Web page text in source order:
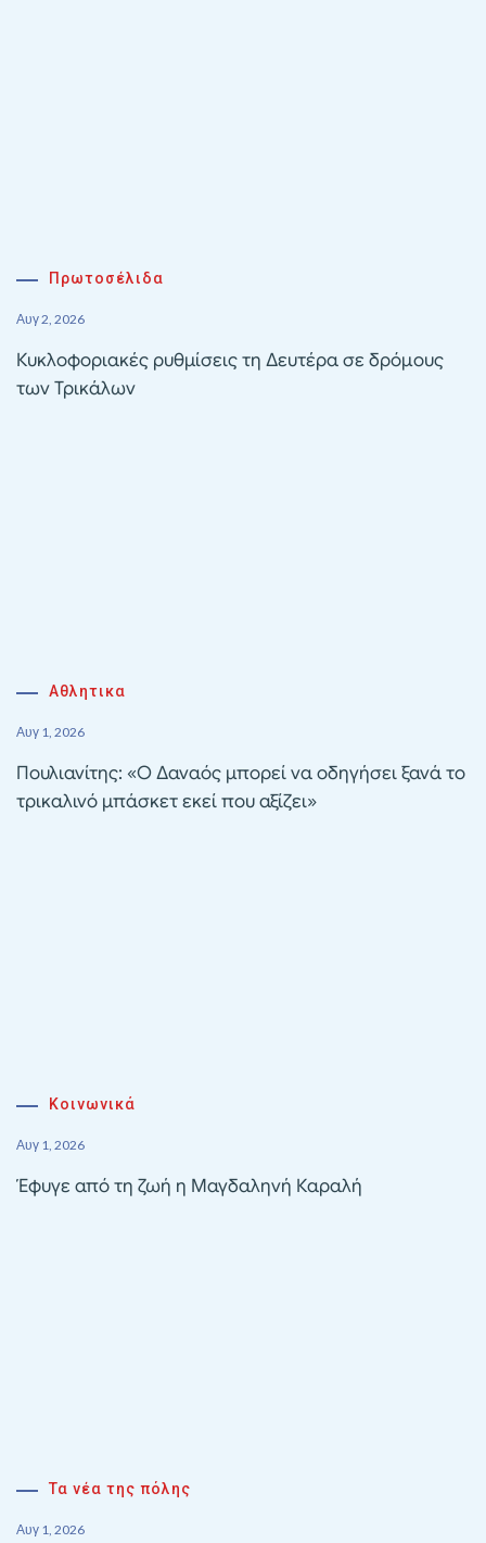
Πρωτοσέλιδα
Αυγ 2, 2026
Κυκλοφοριακές ρυθμίσεις τη Δευτέρα σε δρόμους
των Τρικάλων
Αθλητικα
Αυγ 1, 2026
Πουλιανίτης: «Ο Δαναός μπορεί να οδηγήσει ξανά το
τρικαλινό μπάσκετ εκεί που αξίζει»
Κοινωνικά
Αυγ 1, 2026
Έφυγε από τη ζωή η Μαγδαληνή Καραλή
Τα νέα της πόλης
Αυγ 1, 2026